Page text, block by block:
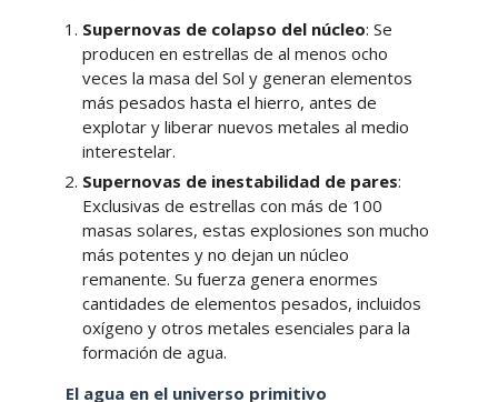
Supernovas de colapso del núcleo: Se
producen en estrellas de al menos ocho
veces la masa del Sol y generan elementos
más pesados hasta el hierro, antes de
explotar y liberar nuevos metales al medio
interestelar.
Supernovas de inestabilidad de pares:
Exclusivas de estrellas con más de 100
masas solares, estas explosiones son mucho
más potentes y no dejan un núcleo
remanente. Su fuerza genera enormes
cantidades de elementos pesados, incluidos
oxígeno y otros metales esenciales para la
formación de agua.
El agua en el universo primitivo